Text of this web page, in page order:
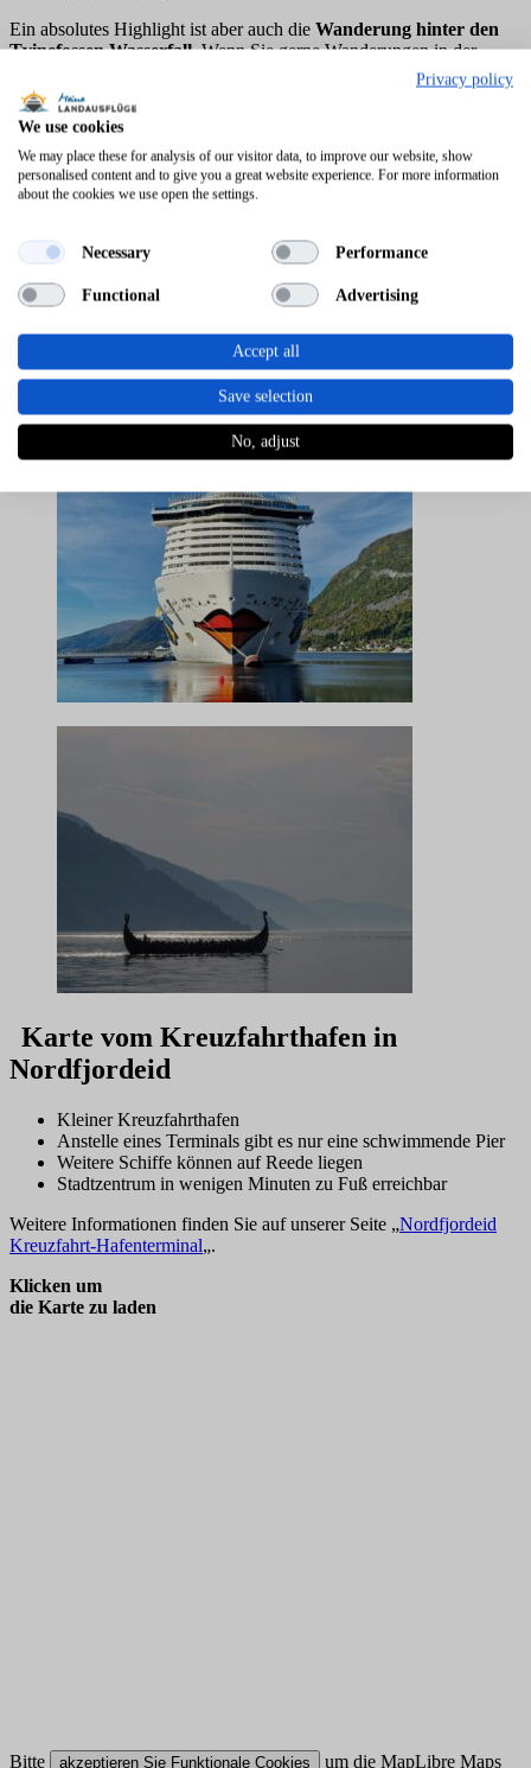
Ein absolutes Highlight ist aber auch die Wanderung hinter den
Tvinefossen Wasserfall. Wenn Sie gerne Wanderungen in der
Natur unternehmen und dabei unvergessliche Ausblicke erleben
möchten, sollten Sie sich dieses Spektakel auf keinen Fall entgehen
lassen.
Karte vom Kreuzfahrthafen in
Nordfjordeid
Kleiner Kreuzfahrthafen
Anstelle eines Terminals gibt es nur eine schwimmende Pier
Weitere Schiffe können auf Reede liegen
Stadtzentrum in wenigen Minuten zu Fuß erreichbar
Weitere Informationen finden Sie auf unserer Seite „Nordfjordeid
Kreuzfahrt-Hafenterminal„.
Klicken um
die Karte zu laden
Bitte akzeptieren Sie Funktionale Cookies um die MapLibre Maps
Privacy policy
We use cookies
We may place these for analysis of our visitor data, to improve our website, show
personalised content and to give you a great website experience. For more information
about the cookies we use open the settings.
Necessary Performance
Functional Advertising
Accept all
Save selection
No, adjust